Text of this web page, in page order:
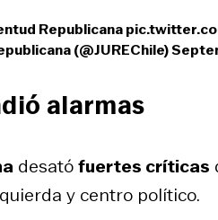
Republicana
(@JUREChile)
alarmas
desatófuertes críticas
y centro político.